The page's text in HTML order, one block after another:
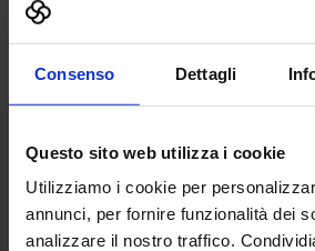
Consenso Dettagli
Questo sito web utilizza i cookie
Utilizziamo i cookie per
annunci, per fornire funzionalità dei
analizzare il nostro traffico.
MACCHINE
ALPHACAM è il CAD-CAM distribuito da Licom Systems . E'
macchine utensili siano essi centri di
Padiglione: Pad. 16
Aggiungi ai